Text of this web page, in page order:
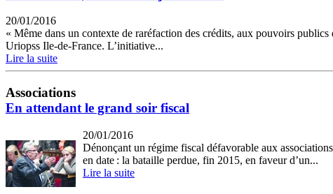
20/01/2016
« Même dans un contexte de raréfaction des crédits, aux pouvoirs
Uriopss Ile-de-France. L’initiative...
Lire la suite
Associations
En attendant le grand soir fiscal
20/01/2016
Dénonçant un régime fiscal défavorable aux
en date : la bataille perdue, fin 2015, en faveur d’un...
Lire la suite